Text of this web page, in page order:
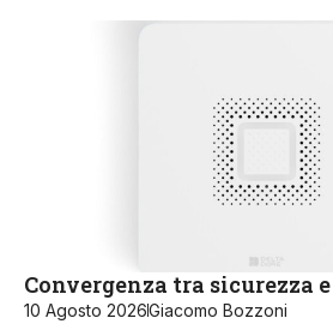
Convergenza tra sicurezza
10 Agosto 2026Giacomo Bozzoni